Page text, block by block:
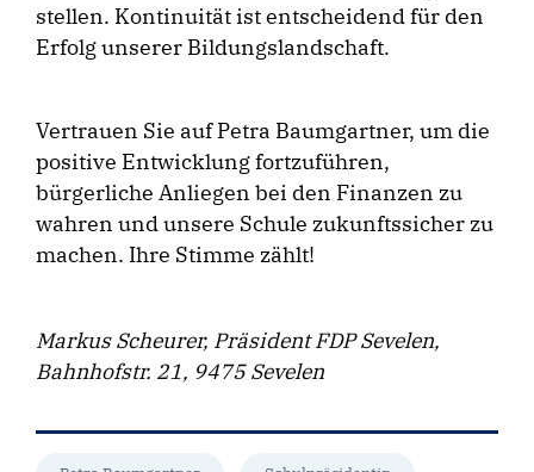
stellen. Kontinuität ist entscheidend für den
Erfolg unserer Bildungslandschaft.
Vertrauen Sie auf Petra Baumgartner, um die
positive Entwicklung fortzuführen,
bürgerliche Anliegen bei den Finanzen zu
wahren und unsere Schule zukunftssicher zu
machen. Ihre Stimme zählt!
Markus Scheurer, Präsident FDP Sevelen,
Bahnhofstr. 21, 9475 Sevelen